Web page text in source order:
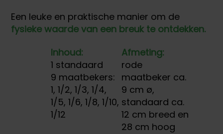
Een leuke en praktische manier om de
fysieke waarde van een breuk te ontdekken.
Inhoud:
1 standaard
9 maatbekers:
1, 1/2, 1/3, 1/4,
1/5, 1/6, 1/8, 1/10,
1/12
Afmeting:
rode
maatbeker ca.
9 cm ø,
standaard ca.
12 cm breed en
28 cm hoog